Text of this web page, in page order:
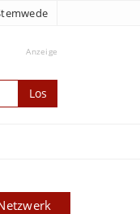
Anzeige
Los